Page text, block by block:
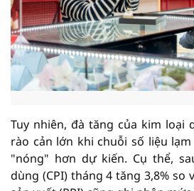
Tuy nhiên, đà tăng của kim loại
rào cản lớn khi chuỗi số liệu
"nóng" hơn dự kiến. Cụ thể,
dùng (CPI) tháng 4 tăng 3,8% so